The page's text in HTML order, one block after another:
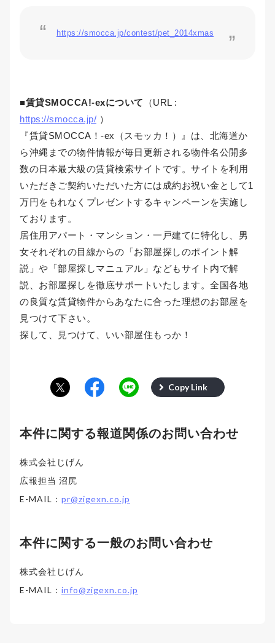
https://smocca.jp/contest/pet_2014xmas
■賃貸SMOCCA!-exについて （URL :
https://smocca.jp/ ）
『賃貸SMOCCA！-ex（スモッカ！）』は、北海道か
ら沖縄までの物件情報が毎日更新される物件名公開多
数の日本最大級の賃貸検索サイトです。サイトを利用
いただきご契約いただいた方には成約お祝い金として1
万円をもれなくプレゼントするキャンペーンを実施し
ております。
居住用アパート・マンション・一戸建てに特化し、男
女それぞれの目線からの「お部屋探しのポイント解
説」や「部屋探しマニュアル」などもサイト内で解
説、お部屋探しを徹底サポートいたします。全国各地
の良質な賃貸物件からあなたに合った理想のお部屋を
見つけて下さい。
探して、見つけて、いい部屋住もっか！
Copy Link
本件に関する報道関係のお問い合わせ
株式会社じげん
広報担当 沼尻
E-MAIL： pr@zigexn.co.jp
本件に関する一般のお問い合わせ
株式会社じげん
E-MAIL： info@zigexn.co.jp